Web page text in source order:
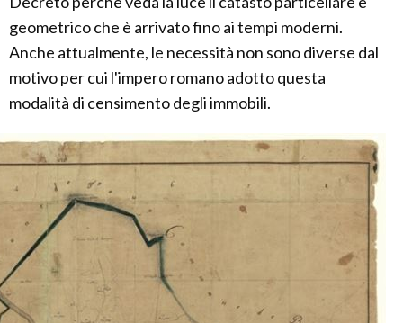
geometrico che è arrivato fino ai tempi moderni.
Anche attualmente, le necessità non sono diverse dal
motivo per cui l'impero romano adotto questa
modalità di censimento degli immobili.